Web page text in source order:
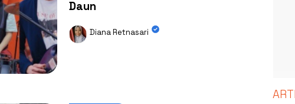
Daun
Diana Retnasari